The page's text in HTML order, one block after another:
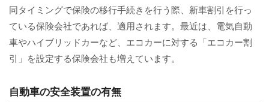
同タイミングで保険の移行手続きを行う際、新車割引を行っ
ている保険会社であれば、適用されます。最近は、電気自動
車やハイブリッドカーなど、エコカーに対する「エコカー割
引」を設定する保険会社も増えています。
自動車の安全装置の有無